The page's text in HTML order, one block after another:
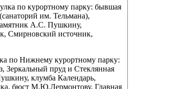
по курортному парку: бывшая
им. Тельмана),
А.С. Пушкину,
Смирновский источник,
по Нижнему курортному парку:
Зеркальный пруд и Стеклянная
клумба Календарь,
бюст М.Ю.Лермонтову, Главная